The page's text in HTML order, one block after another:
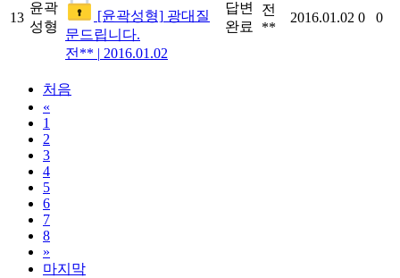
13
윤곽
성형
[윤곽성형] 광대질
문드립니다.
전** | 2016.01.02
답변
완료
전
**
2016.01.02 0 0
처음
«
1
2
3
4
5
6
7
8
»
마지막